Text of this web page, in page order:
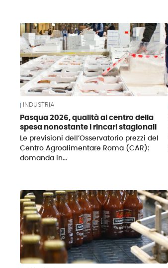
INDUSTRIA
Pasqua 2026, qualità al centro della
spesa nonostante i rincari stagionali
Le previsioni dell’Osservatorio prezzi del
Centro Agroalimentare Roma (CAR):
domanda in…